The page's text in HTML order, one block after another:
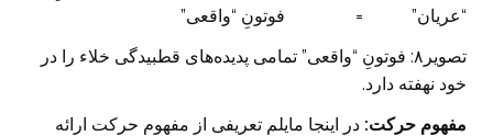
“عریان” = فوتونِ “واقعی”
تصویر۸: فوتونِ “واقعی” تمامی پدیده‌های قطبیدگی خلاء را در
خود نهفته دارد.
مفهوم حرکت: در اینجا مایلم تعریفی از مفهوم حرکت ارائه